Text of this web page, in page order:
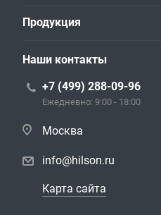
Продукция
Наши контакты
+7 (499) 288-09-96
Ежедневно: 9:00 - 18:00
Москва
info@hilson.ru
Карта сайта